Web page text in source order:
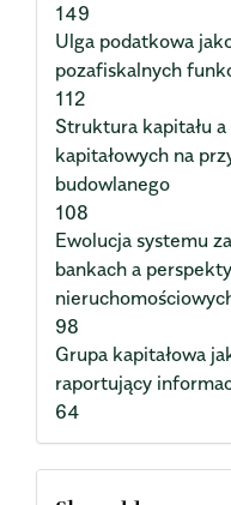
149
Ulga podatkowa
pozafiskalnych
112
Struktura kapitału
kapitałowych na
budowlanego
108
Ewolucja systemu
bankach a
98
Grupa kapitałowa
raportujący
64